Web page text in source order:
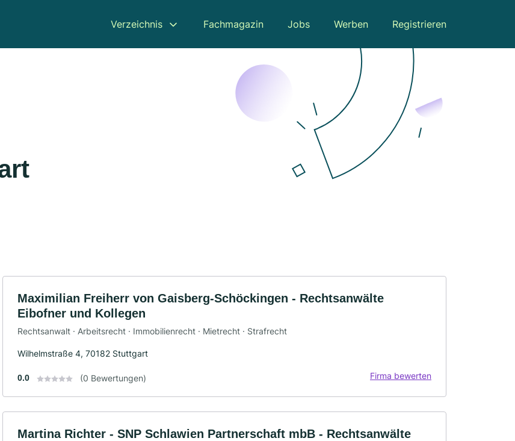
Verzeichnis Fachmagazin Jobs Werben Registrieren
Maximilian Freiherr von Gaisberg-Schöckingen - Rechtsanwälte
Eibofner und Kollegen
Rechtsanwalt · Arbeitsrecht · Immobilienrecht · Mietrecht · Strafrecht
Wilhelmstraße 4, 70182 Stuttgart
0.0 (0 Bewertungen) Firma bewerten
Martina Richter - SNP Schlawien Partnerschaft mbB - Rechtsanwälte